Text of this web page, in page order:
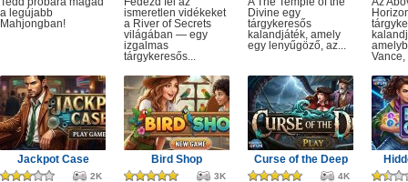
a legújabb
Mahjongban!
ismeretlen vidékeket
a River of Secrets
világában — egy
izgalmas
tárgykeresős...
Divine egy
tárgykeresős
kalandjáték, amely
egy lenyűgöző, az...
Vance,
Jackpot Case
2K
Bird Shop
3K
Curse of the Deep
4K